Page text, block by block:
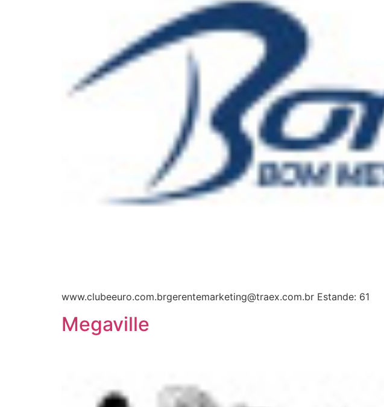
www.clubeeuro.com.brgerentemarketing@traex.com.br Estande: 61
Megaville